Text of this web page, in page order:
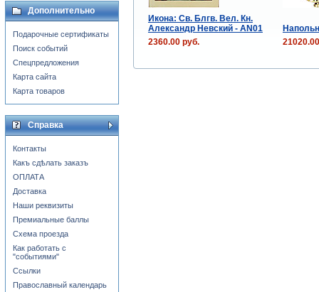
Икона: Св. Блгв. Вел. Кн.
Александр Невский - AN01
2360.00 руб.
Дополнительно
Подарочные сертификаты
Поиск событий
Спецпредложения
Карта сайта
Карта товаров
Справка
Контакты
Какъ сдѣлать заказъ
ОПЛАТА
Доставка
Наши реквизиты
Премиальные баллы
Схема проезда
Как работать с
"событиями"
Ссылки
Православный календарь